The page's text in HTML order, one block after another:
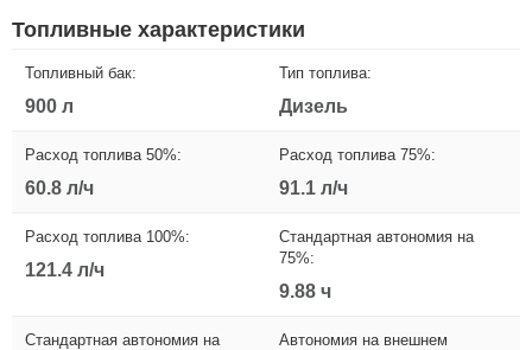
Топливные характеристики
Топливный бак:
900 л
Тип топлива:
Дизель
Расход топлива 50%:
60.8 л/ч
Расход топлива 75%:
91.1 л/ч
Расход топлива 100%:
121.4 л/ч
Стандартная автономия на
75%:
9.88 ч
Стандартная автономия на
Автономия на внешнем